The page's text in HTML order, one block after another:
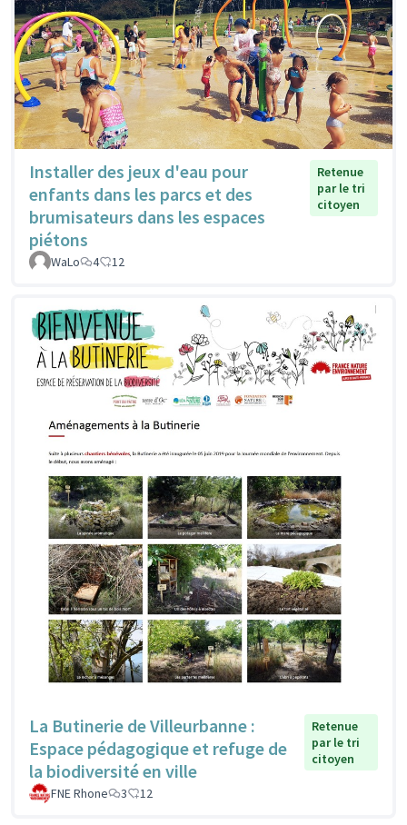
Installer des jeux d'eau pour
enfants dans les parcs et des
brumisateurs dans les espaces
piétons
Retenue
par le tri
citoyen
WaLo 4 12
La Butinerie de Villeurbanne :
Espace pédagogique et refuge de
la biodiversité en ville
Retenue
par le tri
citoyen
FNE Rhone 3 12